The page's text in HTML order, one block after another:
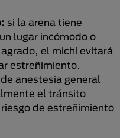
si la arena tiene
lugar incómodo o
el michi evitará
estreñimiento.
anestesia general
el tránsito
de estreñimiento